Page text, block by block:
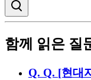
함께 읽은 질
Q. Q. [현대